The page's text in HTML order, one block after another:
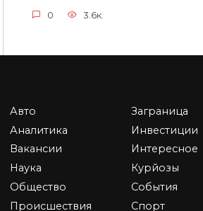
0 3.6к.
экспертиза: ключ к
объективности и
обоснованным
Авто
Аналитика
Вакансии
Наука
Общество
Происшествия
Заграница
Инвестиции
Интересное
Курйозы
События
Спорт